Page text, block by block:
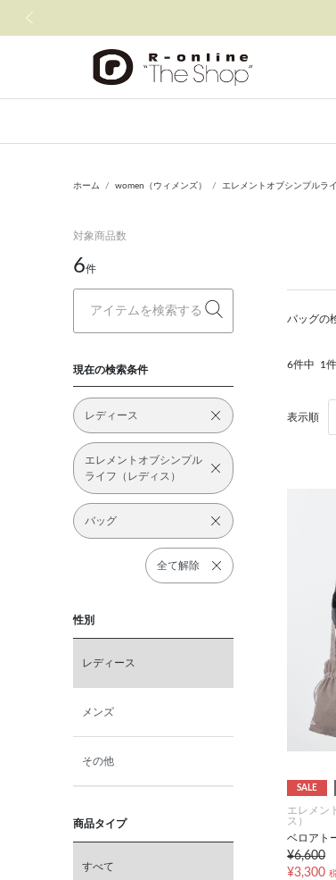
ホーム women（ウィメンズ） エレメントオブシンプルラ
対象商品数
6件
現在の検索条件
レディース
エレメントオブシンプル
ライフ（レディス）
バッグ
全て解除
性別
レディース
メンズ
その他
商品タイプ
すべて
バッグの
6件中 1
表示順
SALE
エレメン
ス）
ベロアト
¥6,600
¥3,300